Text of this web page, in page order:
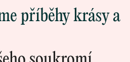
příběhy krásy a